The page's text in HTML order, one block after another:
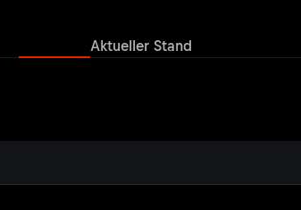
Aktueller Stand